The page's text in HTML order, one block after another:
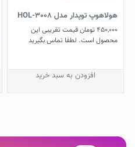
هولاهوپ توپدار مدل HOL-3008
450,000 تومانقیمت تقریبی این
محصول است. لطفا تماس بگیرید
افزودن به سبد خرید